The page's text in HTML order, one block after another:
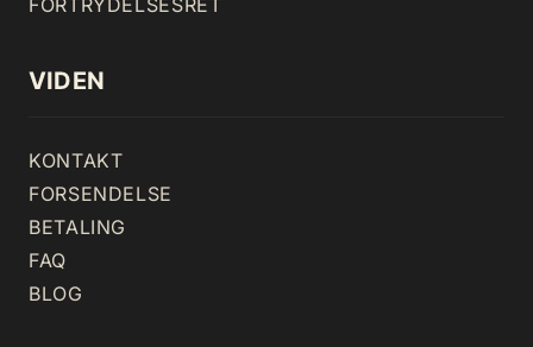
FORTRYDELSESRET
VIDEN
KONTAKT
FORSENDELSE
BETALING
FAQ
BLOG